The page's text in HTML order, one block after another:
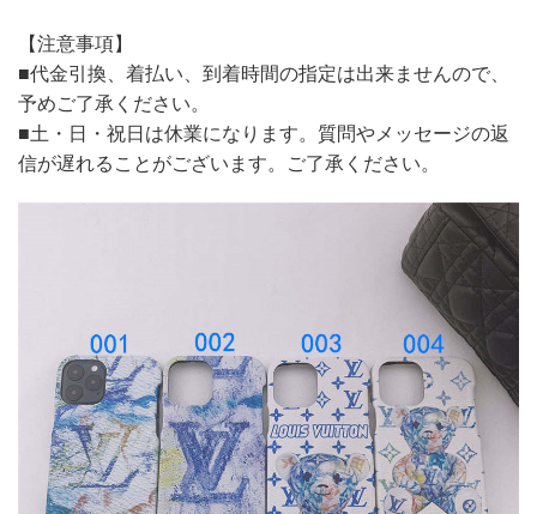
【注意事項】
■代金引換、着払い、到着時間の指定は出来ませんので、
予めご了承ください。
■土・日・祝日は休業になります。質問やメッセージの返
信が遅れることがございます。ご了承ください。